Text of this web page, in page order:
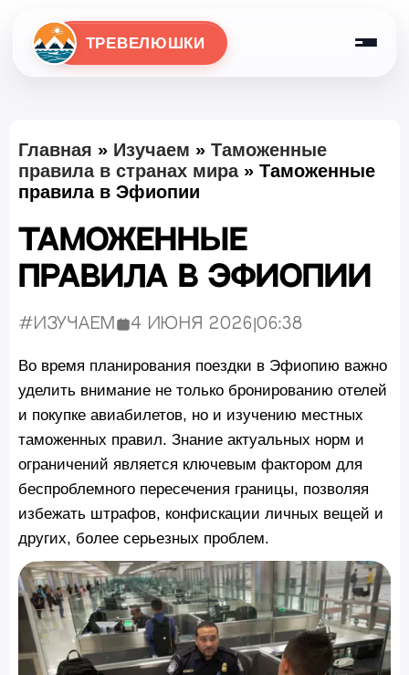
ТРЕВЕЛЮШКИ
Главная » Изучаем » Таможенные
правила в странах мира» Таможенные
правила в Эфиопии
Таможенные
правила в Эфиопии
#Изучаем Опубликовано:
4 июня 2026 |06:38
Во время планирования поездки в Эфиопию важно
уделить внимание не только бронированию отелей
и покупке авиабилетов, но и изучению местных
таможенных правил. Знание актуальных норм и
ограничений является ключевым фактором для
беспроблемного пересечения границы, позволяя
избежать штрафов, конфискации личных вещей и
других, более серьезных проблем.